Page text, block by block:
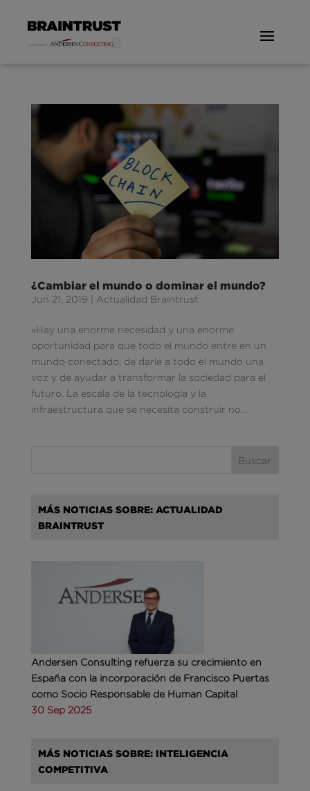
¿Cambiar el mundo o dominar el mundo?
Jun 21, 2019 Actualidad Braintrust
«Hay una enorme necesidad y una enorme
oportunidad para que todo el mundo entre en un
mundo conectado, de darle a todo el mundo una
voz y de ayudar a transformar la sociedad para el
futuro. La escala de la tecnología y la
infraestructura que se necesita construir no...
MÁS NOTICIAS SOBRE: ACTUALIDAD
BRAINTRUST
Andersen Consulting refuerza su crecimiento en
España con la incorporación de Francisco Puertas
como Socio Responsable de Human Capital
30 Sep 2025
MÁS NOTICIAS SOBRE: INTELIGENCIA
COMPETITIVA